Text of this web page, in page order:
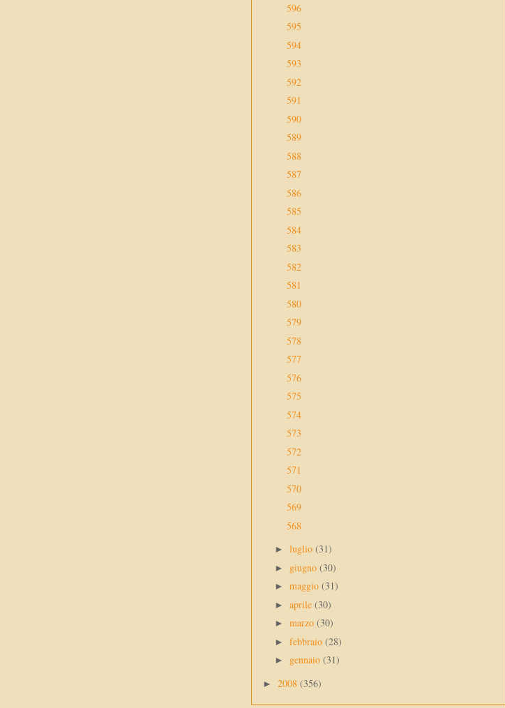
596
595
594
593
592
591
590
589
588
587
586
585
584
583
582
581
580
579
578
577
576
575
574
573
572
571
570
569
568
► luglio (31)
► giugno (30)
► maggio (31)
► aprile (30)
► marzo (30)
► febbraio (28)
► gennaio (31)
► 2008 (356)